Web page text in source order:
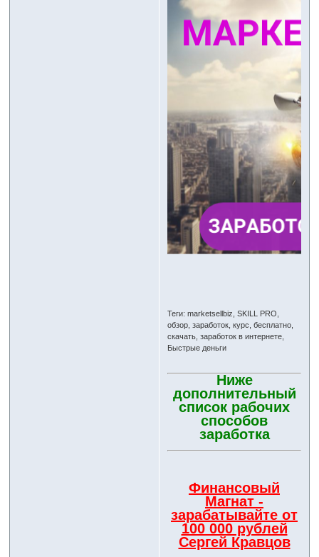
Теги: marketsellbiz, SKILL PRO,
обзор, заработок, курс, бесплатно,
скачать, заработок в интернете,
Быстрые деньги
Ниже
дополнительный
список рабочих
способов
заработка
Финансовый
Магнат -
зарабатывайте от
100 000 рублей
Сергей Кравцов